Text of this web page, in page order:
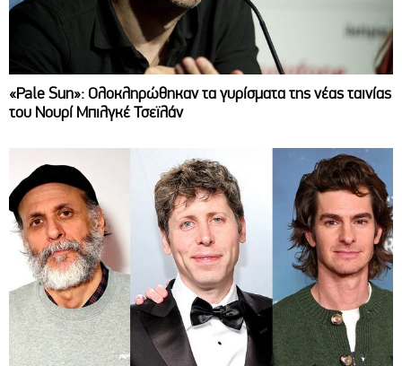
«Pale Sun»: Ολοκληρώθηκαν τα γυρίσματα της νέας ταινίας
του Νουρί Μπιλγκέ Τσεϊλάν